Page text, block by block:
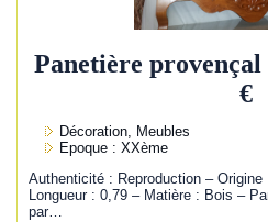
Panetière
€
Décoration, Meubles
Epoque : XXème
Authenticité : Reproduction –
Longueur : 0,79 – Matière : Bois –
par…